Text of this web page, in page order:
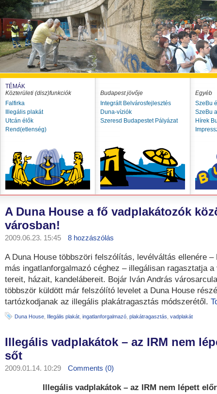
TÉMÁK
Közterületi (disz)funkciók
Falfirka
Illegális plakát
Utcán élők
Rend(etlenség)
Budapest jövője
Integrált Belvárosfejlesztés
Duna-víziók
Szeresd Budapestet Pályázat
Egyéb
SzeBu
SzeBu
Hírek
A Duna House a fő vadplakátozók
városban!
2009.06.23. 15:45 8 hozzászólás
A Duna House többszöri felszólítás, levélváltás ellenére –
más ingatlanforgalmazó céghez – illegálisan ragasztatja
tereit, házait, kandelábereit. Bojár Iván András
többször küldött már felszólító levelet a Duna House
tartózkodjanak az illegális plakátragasztás módszerétől.
Duna House Illegális plakát ingatlanforgalmazó plakátragasztás vadplakát
Illegális vadplakátok – az IRM nem
sőt
2009.01.14. 10:29 Comments (0)
Illegális vadplakátok – az IRM nem lépett